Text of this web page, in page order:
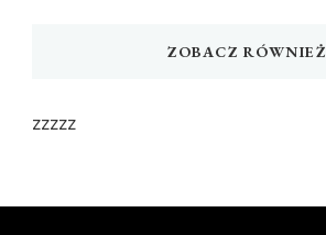
ZOBACZ RÓWNIEŻ
zzzzz